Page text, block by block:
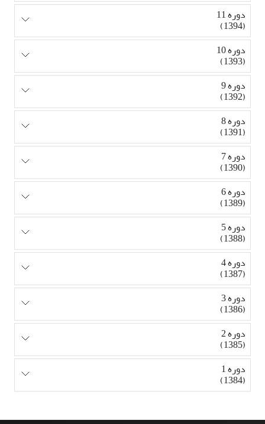
دوره 11
(1394)
دوره 10
(1393)
دوره 9
(1392)
دوره 8
(1391)
دوره 7
(1390)
دوره 6
(1389)
دوره 5
(1388)
دوره 4
(1387)
دوره 3
(1386)
دوره 2
(1385)
دوره 1
(1384)